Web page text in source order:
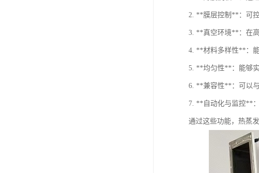
2. **膜层控制**：可
3. **真空环境**：在
4. **材料多样性**：
5. **均匀性**：能够
6. **兼容性**：可以
7. **自动化与监控**
通过这些功能，热蒸